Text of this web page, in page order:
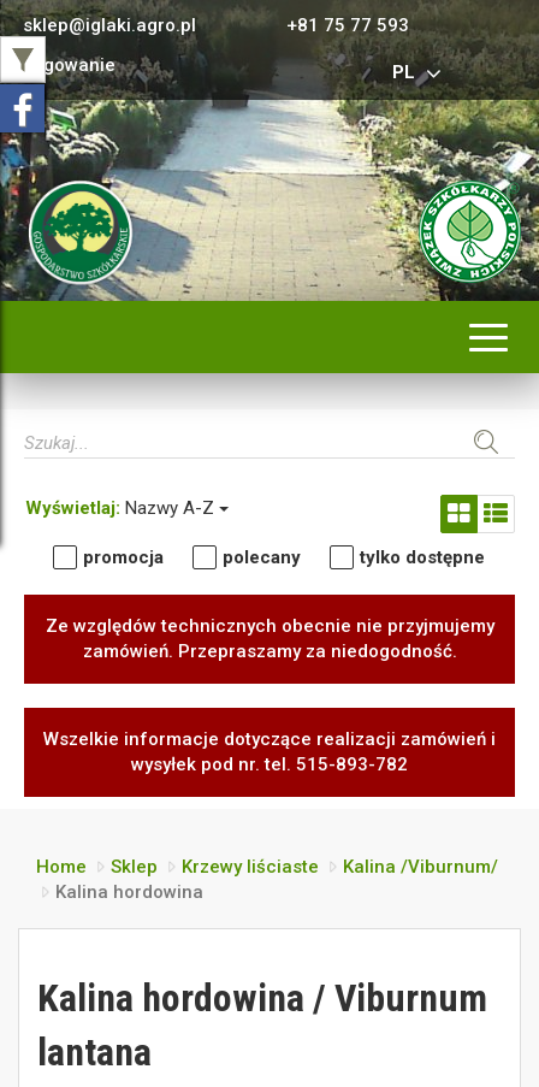
sklep@iglaki.agro.pl
+81 75 77 593
Logowanie
PL
Wyświetlaj: Nazwy A-Z
promocja polecany tylko dostępne
Ze względów technicznych obecnie nie przyjmujemy
zamówień. Przepraszamy za niedogodność.
Wszelkie informacje dotyczące realizacji zamówień i
wysyłek pod nr. tel. 515-893-782
Home Sklep Krzewy liściaste
Kalina /Viburnum/
Kalina hordowina
Kalina hordowina / Viburnum
lantana